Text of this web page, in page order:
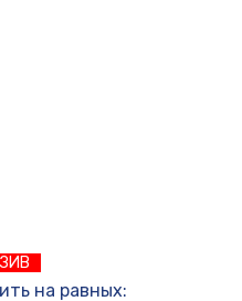
на равных: